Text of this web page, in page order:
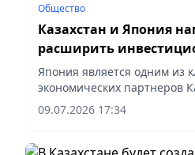
Общество
Казахстан и Япония
расширить
партнерство
Япония является одним из
экономических партнеров
Восточной Азии, сообщает
vapress.kz.
09.07.2026 17:34